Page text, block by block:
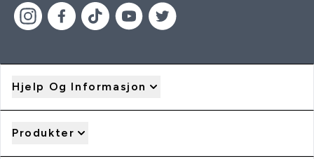
Hjelp Og Informasjon
Produkter